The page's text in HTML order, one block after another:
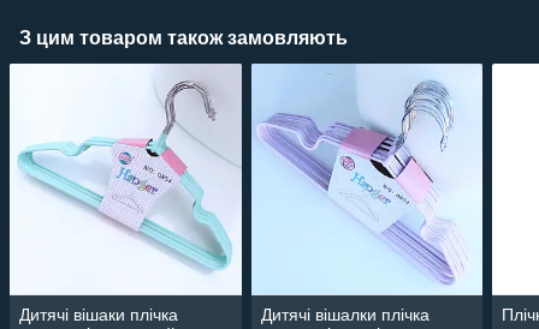
З цим товаром також замовляють
Дитячі вішаки плічка
Дитячі вішалки плічка